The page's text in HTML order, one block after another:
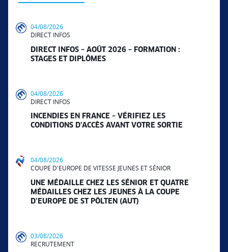
04/08/2026
DIRECT INFOS
DIRECT INFOS – AOÛT 2026 – FORMATION :
STAGES ET DIPLÔMES
04/08/2026
DIRECT INFOS
INCENDIES EN FRANCE – VÉRIFIEZ LES
CONDITIONS D’ACCÈS AVANT VOTRE SORTIE
04/08/2026
COUPE D'EUROPE DE VITESSE JEUNES ET SÉNIOR
UNE MÉDAILLE CHEZ LES SÉNIOR ET QUATRE
MÉDAILLES CHEZ LES JEUNES À LA COUPE
D’EUROPE DE ST PÖLTEN (AUT)
03/08/2026
RECRUTEMENT